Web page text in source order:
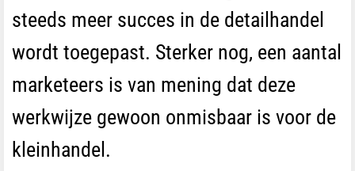
steeds meer succes in de detailhandel
wordt toegepast. Sterker nog, een aantal
marketeers is van mening dat deze
werkwijze gewoon onmisbaar is voor de
kleinhandel.